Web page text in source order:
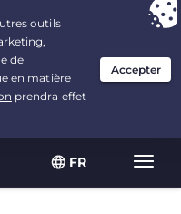
FR
avantageuse
$2.19/mois